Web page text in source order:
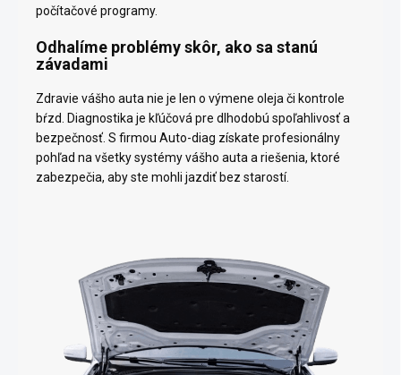
počítačové programy.
Odhalíme problémy skôr, ako sa stanú
závadami
Zdravie vášho auta nie je len o výmene oleja či kontrole
bŕzd. Diagnostika je kľúčová pre dlhodobú spoľahlivosť a
bezpečnosť. S firmou Auto-diag získate profesionálny
pohľad na všetky systémy vášho auta a riešenia, ktoré
zabezpečia, aby ste mohli jazdiť bez starostí.